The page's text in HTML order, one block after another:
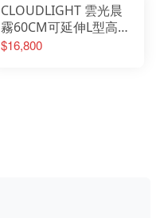
CLOUDLIGHT 雲光晨
霧60CM可延伸L型高被
櫥梳桌櫃組
$16,800